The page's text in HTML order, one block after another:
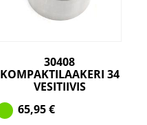
30408
KOMPAKTILAAKERI 34
VESITIIVIS
65,95€